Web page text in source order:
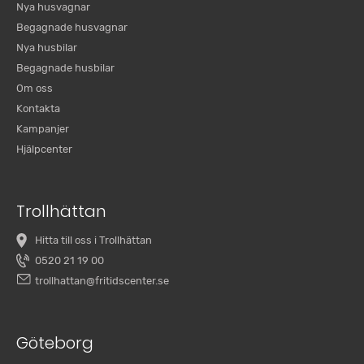
Nya husvagnar
Begagnade husvagnar
Nya husbilar
Begagnade husbilar
Om oss
Kontakta
Kampanjer
Hjälpcenter
Trollhättan
Hitta till oss i Trollhättan
0520 21 19 00
trollhattan@fritidscenter.se
Göteborg